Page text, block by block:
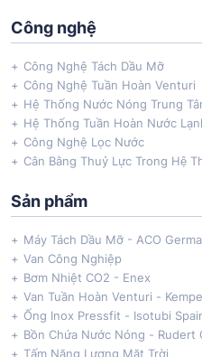
Công nghệ
Công Nghệ Tách Dầu Mỡ
Công Nghệ Tuần Hoàn Venturi
Hệ Thống Nước Nóng Trung
Hệ Thống Tuần Hoàn Nước
Công Nghệ Lọc Nước
Cân Bằng Thuỷ Lực Trong Hệ
Sản phẩm
Máy Tách Dầu Mỡ - ACO
Van Công Nghiệp
Bơm Nhiệt CO2 - Enex
Van Tuần Hoàn Venturi -
Ống Inox Pressfit - Isotubi
Bồn Chứa Nước Nóng - Rudert
Tấm Năng Lượng Mặt Trời